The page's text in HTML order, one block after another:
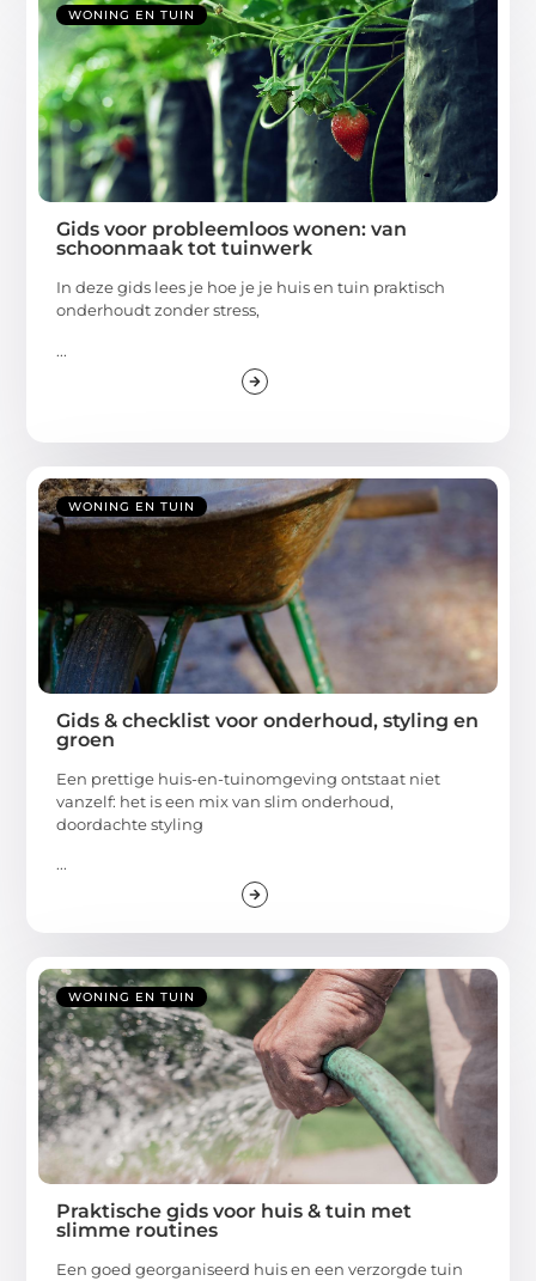
WONING EN TUIN
Gids voor probleemloos wonen: van
schoonmaak tot tuinwerk
In deze gids lees je hoe je je huis en tuin praktisch
onderhoudt zonder stress,
...
WONING EN TUIN
Gids & checklist voor onderhoud, styling en
groen
Een prettige huis-en-tuinomgeving ontstaat niet
vanzelf: het is een mix van slim onderhoud,
doordachte styling
...
WONING EN TUIN
Praktische gids voor huis & tuin met
slimme routines
Een goed georganiseerd huis en een verzorgde tuin